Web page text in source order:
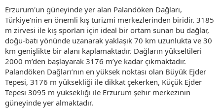
Erzurum'un güneyinde yer alan Palandöken Dağları,
Türkiye'nin en önemli kış turizmi merkezlerinden biridir. 3185
m zirvesi ile kış sporları için ideal bir ortam sunan bu dağlar,
doğu-batı yönünde uzanarak yaklaşık 70 km uzunlukta ve 30
km genişlikte bir alanı kaplamaktadır. Dağların yükseltileri
2000 m’den başlayarak 3176 m’ye kadar çıkmaktadır.
Palandöken Dağları’nın en yüksek noktası olan Büyük Ejder
Tepesi, 3176 m yüksekliği ile dikkat çekerken, Küçük Ejder
Tepesi 3095 m yüksekliği ile Erzurum şehir merkezinin
güneyinde yer almaktadır.